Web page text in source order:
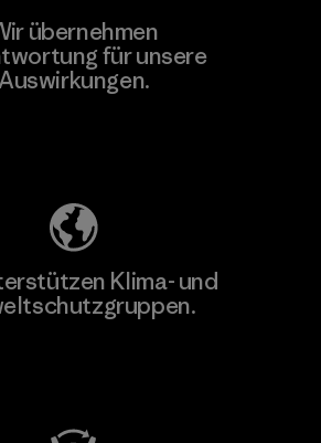
übernehmen
für unsere
Klima- und